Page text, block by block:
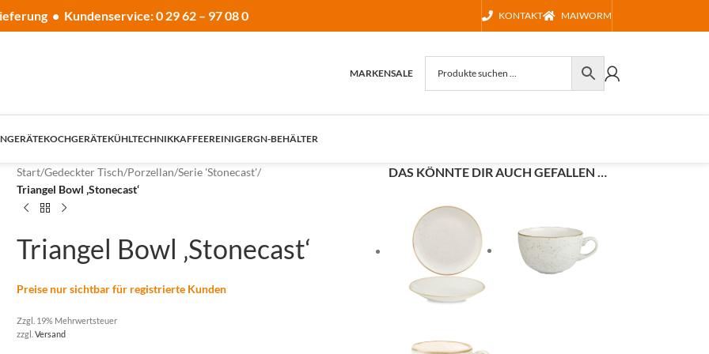
• Kundenservice: 0 29 62 – 97 08 0 KONTAKT MAIWORM
MARKENSALE
KOCHGERÄTEKÜHLTECHNIKKAFFEEREINIGERGN-BEHÄLTER
Start/Gedeckter Tisch/Porzellan/Serie 'Stonecast'/
Triangel Bowl ‚Stonecast‘
Triangel Bowl ‚Stonecast‘
Preise nur sichtbar für registrierte Kunden
Zzgl. 19% Mehrwertsteuer
zzgl.Versand
DAS KÖNNTE DIR AUCH GEFALLEN …